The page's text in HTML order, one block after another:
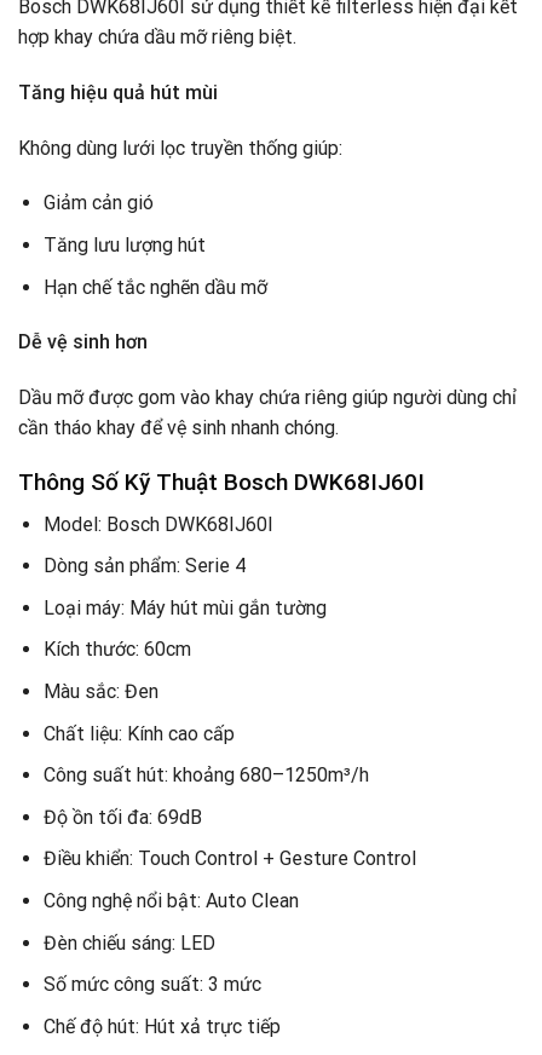
Bosch DWK68IJ60I sử dụng thiết kế filterless hiện đại kết
hợp khay chứa dầu mỡ riêng biệt.
Tăng hiệu quả hút mùi
Không dùng lưới lọc truyền thống giúp:
Giảm cản gió
Tăng lưu lượng hút
Hạn chế tắc nghẽn dầu mỡ
Dễ vệ sinh hơn
Dầu mỡ được gom vào khay chứa riêng giúp người dùng chỉ
cần tháo khay để vệ sinh nhanh chóng.
Thông Số Kỹ Thuật Bosch DWK68IJ60I
Model: Bosch DWK68IJ60I
Dòng sản phẩm: Serie 4
Loại máy: Máy hút mùi gắn tường
Kích thước: 60cm
Màu sắc: Đen
Chất liệu: Kính cao cấp
Công suất hút: khoảng 680–1250m³/h
Độ ồn tối đa: 69dB
Điều khiển: Touch Control + Gesture Control
Công nghệ nổi bật: Auto Clean
Đèn chiếu sáng: LED
Số mức công suất: 3 mức
Chế độ hút: Hút xả trực tiếp